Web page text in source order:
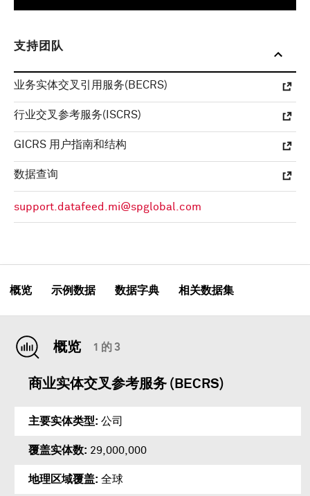
支持团队
业务实体交叉引用服务(BECRS)
行业交叉参考服务(ISCRS)
GICRS 用户指南和结构
数据查询
support.datafeed.mi@spglobal.com
概览 示例数据 数据字典 相关数据集
概览 1 的 3
商业实体交叉参考服务 (BECRS)
主要实体类型 公司
覆盖实体数 29,000,000
地理区域覆盖 全球